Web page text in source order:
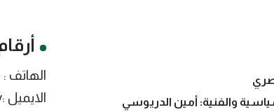
والفنية: أمين الدريوسي
الهاتف : 2131100/1/2/3/6 -011
الايميل :admin@tishreen.news.sy